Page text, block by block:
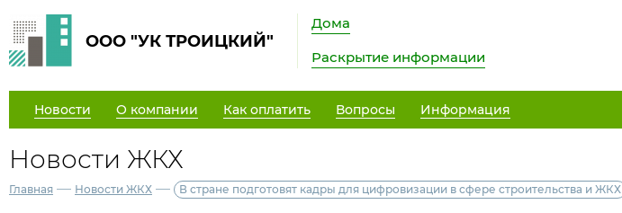
ООО "УК ТРОИЦКИЙ"
Дома
Раскрытие информации
Новости О компании Как оплатить Вопросы Информация
Новости ЖКХ
Главная — Новости ЖКХ — В стране подготовят кадры для цифровизации в сфере строительства и ЖКХ